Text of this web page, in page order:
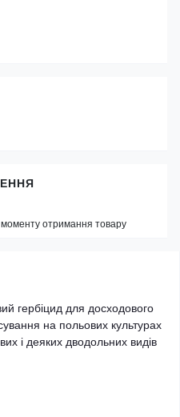
гербіцид для досходового
на польових культурах
і деяких дводольних видів
отримання товару